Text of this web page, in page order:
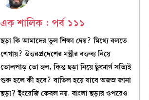
এক শালিক : পর্ব ১১১
ছড়া কি আমাদের ভুল শিক্ষা দেয়? মিথ্যে বলতে
শেখায়? উত্তরপ্রদেশের মন্ত্রীর বক্তব্য নিয়ে
তোলপাড় তো হল, কিন্তু ছড়া নিয়ে ছুঁৎমার্গ সত্যিই
শুরু হলে কী হবে? বাতিল হয়ে যাবে অজস্র জানা
ছড়া? ইংরেজি কেবল নয়. বাংলা ছড়ার ওপরেও